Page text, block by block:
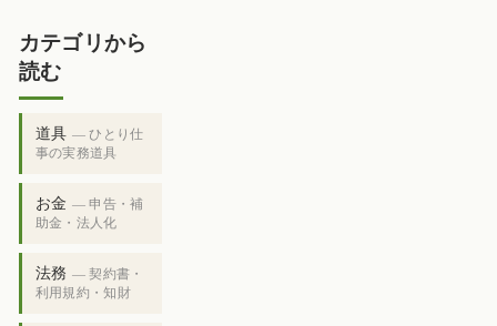
カテゴリから
読む
道具 — ひとり仕
事の実務道具
お金 — 申告・補
助金・法人化
法務 — 契約書・
利用規約・知財